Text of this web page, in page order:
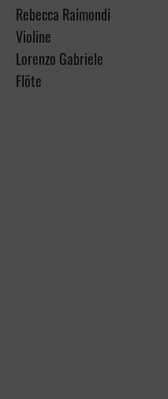
Rebecca Raimondi
Violine
Lorenzo Gabriele
Flöte